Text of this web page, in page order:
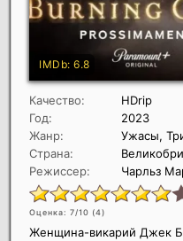
Качество:
HDrip
Год:
2023
Жанр:
Ужасы,
Страна:
Режиссер:
Чарльз
Оценка: 7/10 (4)
Женщина-викарий Джек